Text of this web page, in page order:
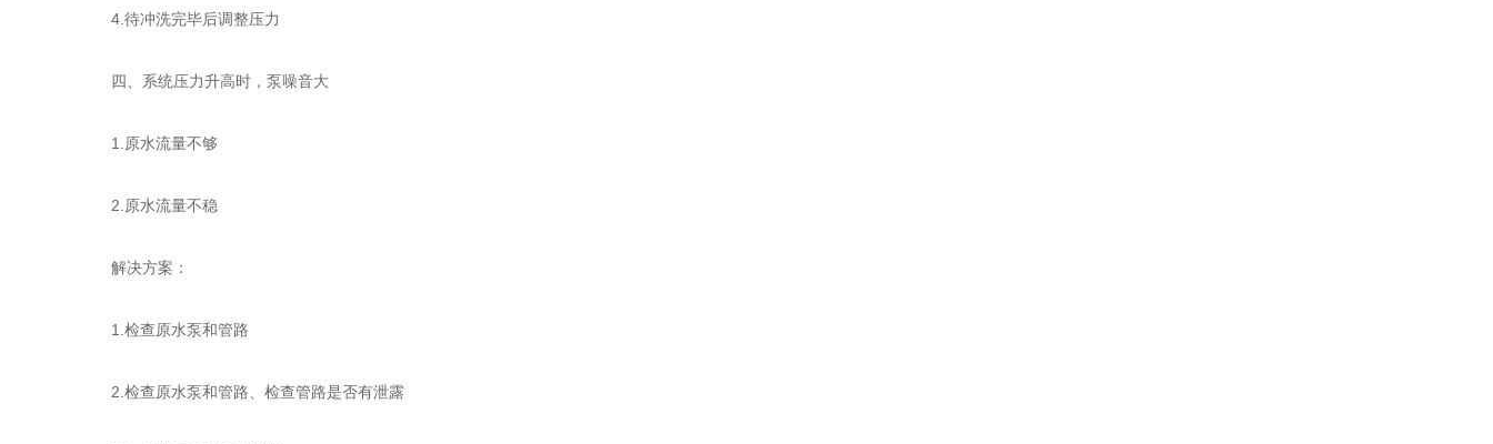
4.待冲洗完毕后调整压力
四、系统压力升高时，泵噪音大
1.原水流量不够
2.原水流量不稳
解决方案：
1.检查原水泵和管路
2.检查原水泵和管路、检查管路是否有泄露